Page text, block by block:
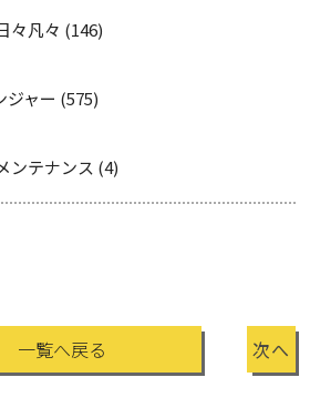
々凡々 (146)
ジャー (575)
ンテナンス (4)
一覧へ戻る 次へ